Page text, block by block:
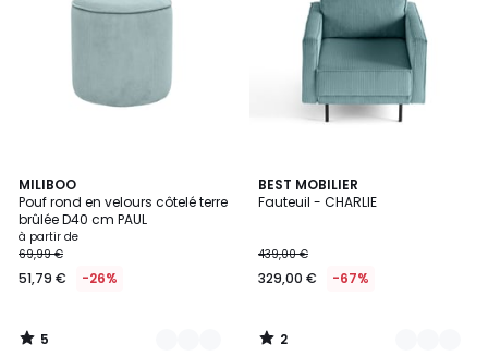
MILIBOO
Pouf rond en velours côtelé terre
brûlée D40 cm PAUL
à partir de
69,99 €
51,79 € -26%
5
/
5
10
Couleurs
5
/
BEST MOBILIER
Fauteuil - CHARLIE
439,00 €
329,00 € -67%
2
/
5
Couleurs
2
/